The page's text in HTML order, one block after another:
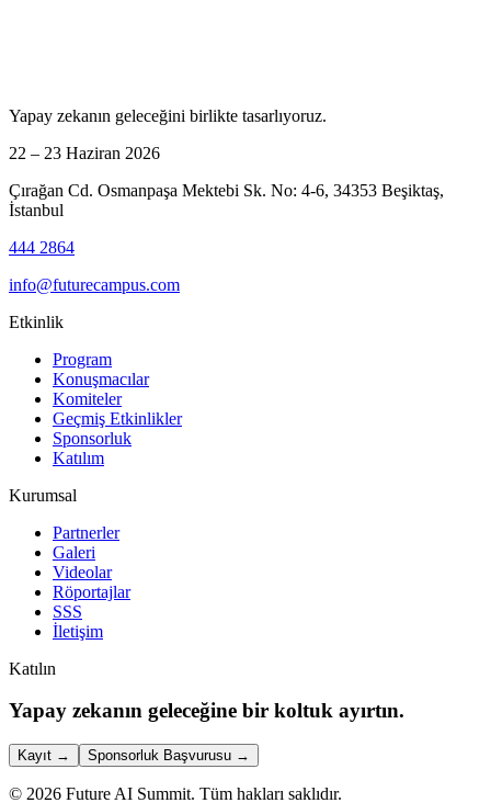
Yapay zekanın geleceğini birlikte tasarlıyoruz.
22 – 23 Haziran 2026
Çırağan Cd. Osmanpaşa Mektebi Sk. No: 4-6, 34353 Beşiktaş,
İstanbul
444 2864
info@futurecampus.com
Etkinlik
Program
Konuşmacılar
Komiteler
Geçmiş Etkinlikler
Sponsorluk
Katılım
Kurumsal
Partnerler
Galeri
Videolar
Röportajlar
SSS
İletişim
Katılın
Yapay zekanın geleceğine bir koltuk ayırtın.
Kayıt → Sponsorluk Başvurusu →
© 2026 Future AI Summit. Tüm hakları saklıdır.